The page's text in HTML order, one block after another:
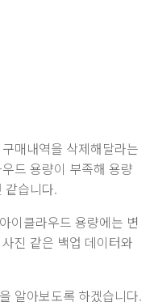
매내역을 삭제해달라는
드 용량이 부족해 용량
같습니다.
이클라우드 용량에는 변
진 같은 백업 데이터와
알아보도록 하겠습니다.